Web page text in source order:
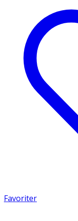
Favoriter